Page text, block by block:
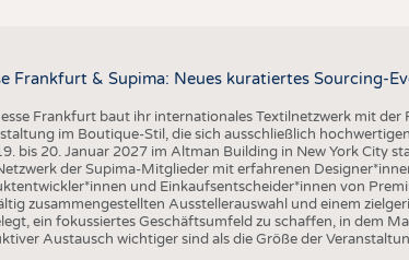
Frankfurt & Supima: Neues kuratiertes Sourcing-
Frankfurt baut ihr internationales Textilnetzwerk mit der
im Boutique-Stil, die sich ausschließlich
bis 20. Januar 2027 im Altman Building in New York City
der Supima-Mitglieder mit erfahrenen
und Einkaufsentscheider*innen von
zusammengestellten Ausstellerauswahl und einem
ein fokussiertes Geschäftsumfeld zu schaffen, in dem
Austausch wichtiger sind als die Größe der